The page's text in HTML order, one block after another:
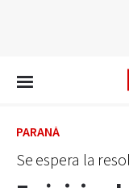
PARANÁ
Se espera la